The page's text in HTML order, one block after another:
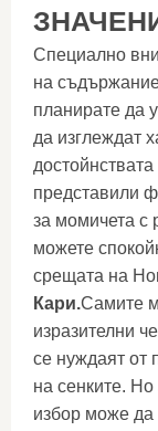
Специално
на
планирате да
да изглеждат
представили
за момичета с
можете
срещата на
Кари.Самите
изразителни
се нуждаят от
на сенките.
избор може да